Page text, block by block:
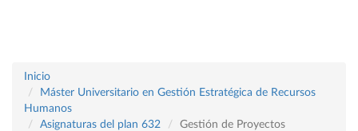
Inicio
Máster Universitario en Gestión Estratégica de Recursos
Humanos
Asignaturas del plan 632
Gestión de Proyectos